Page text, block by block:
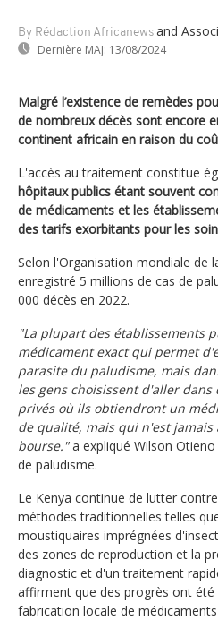
By Rédaction Africanews and
Dernière MAJ: 13/08/2024
Malgré l’existence de remèdes
de nombreux décès sont encore
continent africain en raison du
L'accès au traitement constitue
hôpitaux publics étant souvent
de médicaments et les
des tarifs exorbitants pour les
Selon l'Organisation mondiale de
enregistré 5 millions de cas de
000 décès en 2022.
"La plupart des établissements
médicament exact qui permet
parasite du paludisme, mais
les gens choisissent d'aller dans
privés où ils obtiendront un
de qualité, mais qui n'est
bourse."a expliqué Wilson
de paludisme.
Le Kenya continue de lutter
méthodes traditionnelles telles
moustiquaires imprégnées
des zones de reproduction et la
diagnostic et d'un traitement
affirment que des progrès ont été
fabrication locale de